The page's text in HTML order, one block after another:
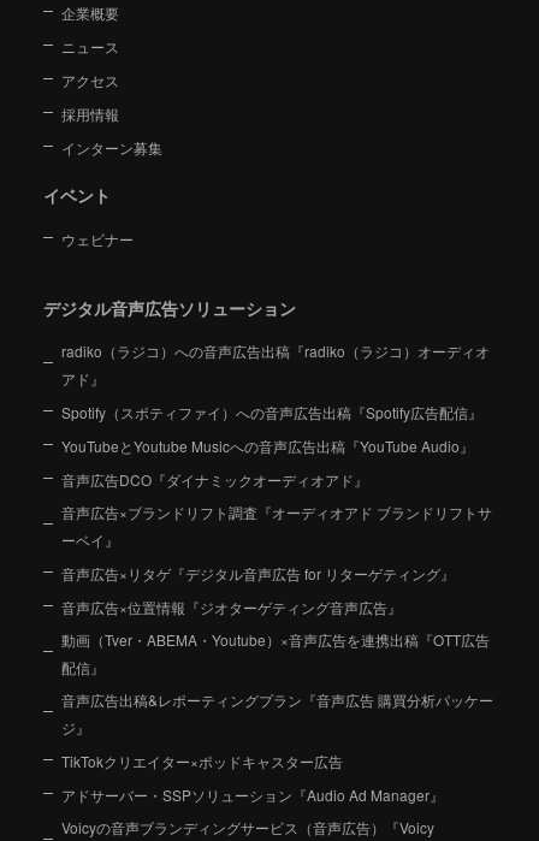
企業概要
ニュース
アクセス
採用情報
インターン募集
イベント
ウェビナー
デジタル音声広告ソリューション
radiko（ラジコ）への音声広告出稿『radiko（ラジコ）オーディオ
アド』
Spotify（スポティファイ）への音声広告出稿『Spotify広告配信』
YouTubeとYoutube Musicへの音声広告出稿『YouTube Audio』
音声広告DCO『ダイナミックオーディオアド』
音声広告×ブランドリフト調査『オーディオアド ブランドリフトサ
ーベイ』
音声広告×リタゲ『デジタル音声広告 for リターゲティング』
音声広告×位置情報『ジオターゲティング音声広告』
動画（Tver・ABEMA・Youtube）×音声広告を連携出稿『OTT広告
配信』
音声広告出稿&レポーティングプラン『音声広告 購買分析パッケー
ジ』
TikTokクリエイター×ポッドキャスター広告
アドサーバー・SSPソリューション『Audio Ad Manager』
Voicyの音声ブランディングサービス（音声広告）『Voicy